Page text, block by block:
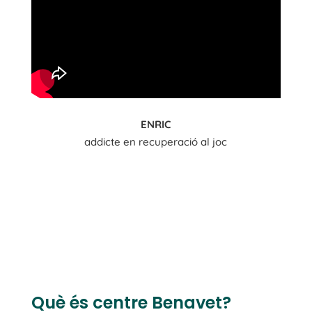
ENRIC
addicte en recuperació al joc
Què és centre Benavet?